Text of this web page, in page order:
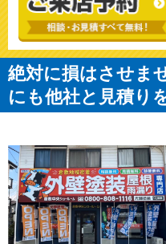
絶対に損はさせま
にも他社と見積り